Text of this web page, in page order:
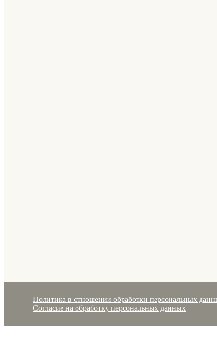
Политика в отношении обработки персональных
Согласие на обработку персональных данных